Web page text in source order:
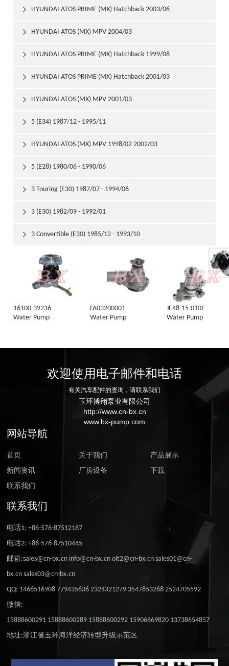
1998/08
HYUNDAI ATOS PRIME (MX) Hatchback 2003/06

HYUNDAI ATOS (MX) MPV 2004/03

HYUNDAI ATOS PRIME (MX) Hatchback 1999/08

HYUNDAI ATOS PRIME (MX) Hatchback 2001/03

HYUNDAI ATOS (MX) MPV 2001/03

5 (E34) 1987/12 - 1995/11

HYUNDAI ATOS (MX) MPV 1998/02 2002/03

5 (E28) 1980/06 - 1990/06

3 Touring (E30) 1987/07 - 1994/06

3 (E30) 1982/09 - 1992/01

3 Convertible (E30) 1985/12 - 1993/10

16100-39236
Water Pump
FA03200001
Water Pump
JE48-15-010E
Water Pump
欢迎使用电子邮件和电话
有关汽车配件的查询，请联系我们
玉环博翔泵业有限公司
http://www.cn-bx.cn
www.bx-pump.com
网站导航
首页 关于我们
产品展示
新闻资讯
厂房设备
下载
联系我们
联系我们
电话1: +86-576-87512187
电话2: +86-576-87510445
邮箱:sales@cn-bx.cn info@cn-bx.cn olt2@cn-bx.cn sales01@cn-
bx.cn sales03@cn-bx.cn
QQ: 1466516908 779435636 2324321279 3547853268 2524705592
微信:
15888600291 15888600289 15888600292 15906869820 13738654857
地址:浙江省玉环海洋经济转型升级示范区